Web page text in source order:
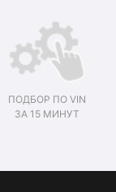
ПОДБОР ПО VIN
ЗА 15 МИНУТ